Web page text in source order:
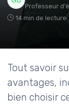
Professeur
14 min de lecture
Tout savoir
avantages,
bien choisir